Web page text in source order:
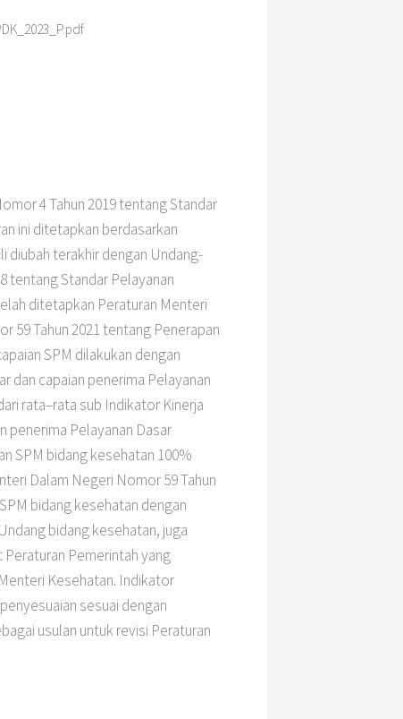
4 Tahun 2019 tentang Standar
ini ditetapkan berdasarkan
diubah terakhir dengan Undang-
tentang Standar Pelayanan
ditetapkan Peraturan Menteri
59 Tahun 2021 tentang Penerapan
SPM dilakukan dengan
dan capaian penerima Pelayanan
rata–rata sub Indikator Kinerja
penerima Pelayanan Dasar
SPM bidang kesehatan 100%
Dalam Negeri Nomor 59 Tahun
bidang kesehatan dengan
bidang kesehatan, juga
Peraturan Pemerintah yang
Kesehatan. Indikator
sesuai dengan
usulan untuk revisi Peraturan